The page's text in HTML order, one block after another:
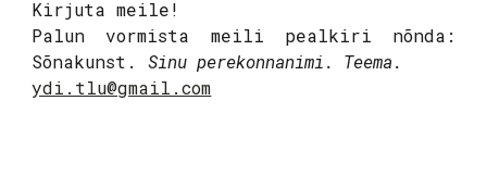
Kirjuta meile!
Palun vormista meili pealkiri nõnda:
Sõnakunst.Sinu perekonnanimi. Teema.
ydi.tlu@gmail.com